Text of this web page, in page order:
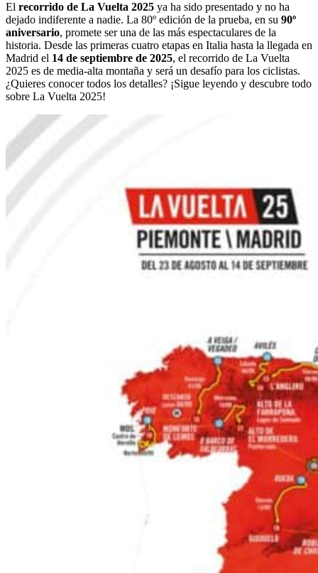
El recorrido de La Vuelta 2025 ya ha sido presentado y no ha
dejado indiferente a nadie. La 80º edición de la prueba, en su 90º
aniversario, promete ser una de las más espectaculares de la
historia. Desde las primeras cuatro etapas en Italia hasta la llegada en
Madrid el 14 de septiembre de 2025, el recorrido de La Vuelta
2025 es de media-alta montaña y será un desafío para los ciclistas.
¿Quieres conocer todos los detalles? ¡Sigue leyendo y descubre todo
sobre La Vuelta 2025!